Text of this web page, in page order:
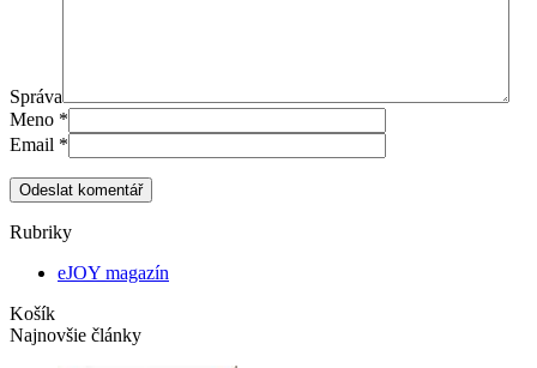
Správa
Meno *
Email *
Odeslat komentář
Rubriky
eJOY magazín
Košík
Najnovšie články